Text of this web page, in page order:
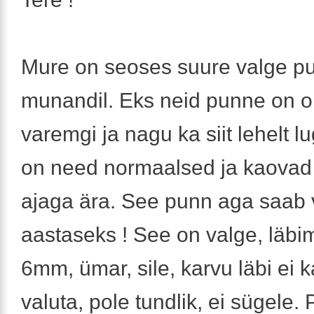
Mure on seoses suure valge
munandil. Eks neid punne on
varemgi ja nagu ka siit lehelt
on need normaalsed ja
ajaga ära. See punn aga saab
aastaseks ! See on valge,
6mm, ümar, sile, karvu läbi ei
valuta, pole tundlik, ei sügele.